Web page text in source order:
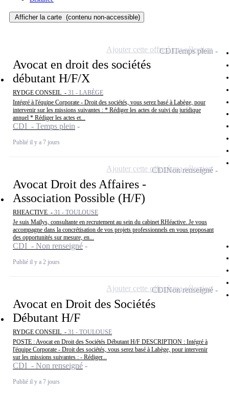
Afficher la carte (contenu non-accessible)
Avocat en droit des sociétés
débutant H/F/X
RYDGE CONSEIL - 31 - LABÈGE
Intégré à l'équipe Corporate - Droit des sociétés, vous serez basé à Labège, pour
intervenir sur les missions suivantes : * Rédiger les actes de suivi du juridique
annuel * Rédiger les actes et...
CDI - Temps plein
Publié il y a 7 jours
CDITemps plein
Ajouter cette offre à ma sélection
Avocat Droit des Affaires -
Association Possible (H/F)
RHEACTIVE - 31 - TOULOUSE
Je suis Maïlys, consultante en recrutement au sein du cabinet RHéactive. Je vous
accompagne dans la concrétisation de vos projets professionnels en vous proposant
des opportunités sur mesure, en...
CDI - Non renseigné
Publié il y a 2 jours
CDINon renseigné
Ajouter cette offre à ma sélection
Avocat en Droit des Sociétés
Débutant H/F
RYDGE CONSEIL - 31 - TOULOUSE
POSTE : Avocat en Droit des Sociétés Débutant H/F DESCRIPTION : Intégré à
l'équipe Corporate - Droit des sociétés, vous serez basé à Labège, pour intervenir
sur les missions suivantes : - Rédiger...
CDI - Non renseigné
Publié il y a 7 jours
CDINon renseigné
Ajouter cette offre à ma sélection